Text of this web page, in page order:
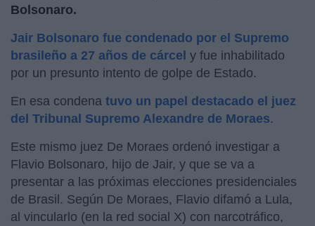
Bolsonaro.
Jair Bolsonaro fue condenado por el Supremo
brasileño a 27 años de cárcel y fue inhabilitado
por un presunto intento de golpe de Estado.
En esa condena tuvo un papel destacado el juez
del Tribunal Supremo Alexandre de Moraes.
Este mismo juez De Moraes ordenó investigar a
Flavio Bolsonaro, hijo de Jair, y que se va a
presentar a las próximas elecciones presidenciales
de Brasil. Según De Moraes, Flavio difamó a Lula,
al vincularlo (en la red social X) con narcotráfico,